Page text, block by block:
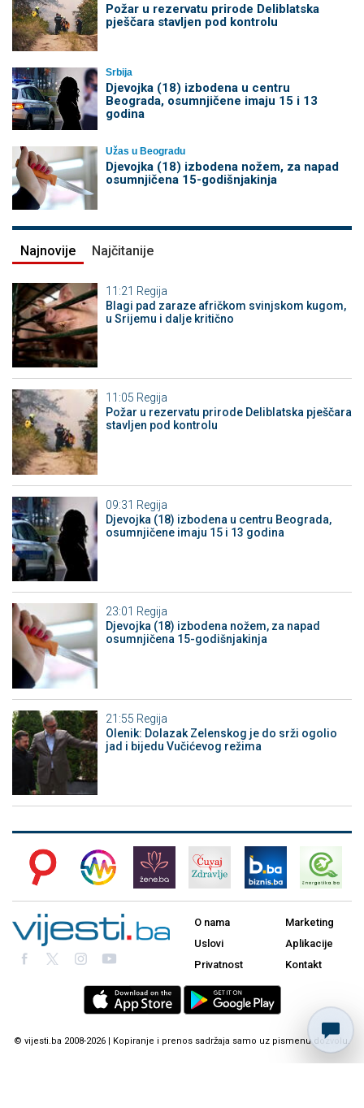
Požar u rezervatu prirode Deliblatska
pješčara stavljen pod kontrolu
Srbija
Djevojka (18) izbodena u centru
Beograda, osumnjičene imaju 15 i 13
godina
Užas u Beogradu
Djevojka (18) izbodena nožem, za napad
osumnjičena 15-godišnjakinja
Najnovije Najčitanije
11:21 Regija
Blagi pad zaraze afričkom svinjskom kugom,
u Srijemu i dalje kritično
11:05 Regija
Požar u rezervatu prirode Deliblatska pješčara
stavljen pod kontrolu
09:31 Regija
Djevojka (18) izbodena u centru Beograda,
osumnjičene imaju 15 i 13 godina
23:01 Regija
Djevojka (18) izbodena nožem, za napad
osumnjičena 15-godišnjakinja
21:55 Regija
Olenik: Dolazak Zelenskog je do srži ogolio
jad i bijedu Vučićevog režima
O nama
Uslovi
Privatnost
Marketing
Aplikacije
Kontakt
© vijesti.ba 2008-2026 | Kopiranje i prenos sadržaja samo uz pismenu dozvolu.